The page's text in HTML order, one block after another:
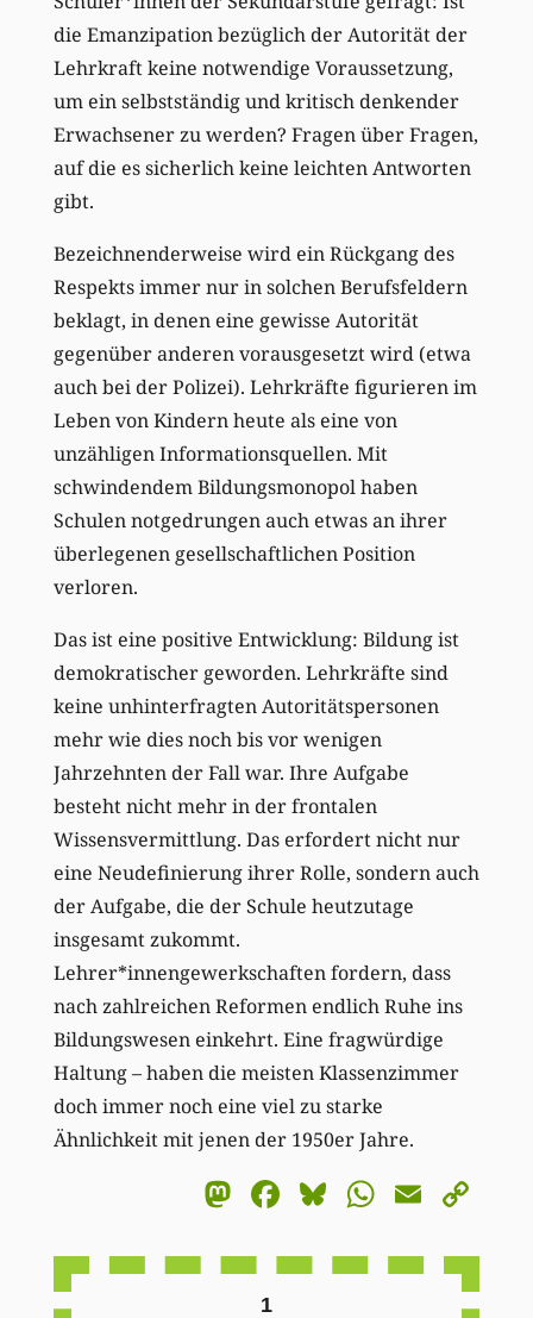
die Emanzipation bezüglich der Autorität der
Lehrkraft keine notwendige Voraussetzung,
um ein selbstständig und kritisch denkender
Erwachsener zu werden? Fragen über Fragen,
auf die es sicherlich keine leichten Antworten
gibt.
Bezeichnenderweise wird ein Rückgang des
Respekts immer nur in solchen Berufsfeldern
beklagt, in denen eine gewisse Autorität
gegenüber anderen vorausgesetzt wird (etwa
auch bei der Polizei). Lehrkräfte figurieren im
Leben von Kindern heute als eine von
unzähligen Informationsquellen. Mit
schwindendem Bildungsmonopol haben
Schulen notgedrungen auch etwas an ihrer
überlegenen gesellschaftlichen Position
verloren.
Das ist eine positive Entwicklung: Bildung ist
demokratischer geworden. Lehrkräfte sind
keine unhinterfragten Autoritätspersonen
mehr wie dies noch bis vor wenigen
Jahrzehnten der Fall war. Ihre Aufgabe
besteht nicht mehr in der frontalen
Wissensvermittlung. Das erfordert nicht nur
eine Neudefinierung ihrer Rolle, sondern auch
der Aufgabe, die der Schule heutzutage
insgesamt zukommt.
Lehrer*innengewerkschaften fordern, dass
nach zahlreichen Reformen endlich Ruhe ins
Bildungswesen einkehrt. Eine fragwürdige
Haltung – haben die meisten Klassenzimmer
doch immer noch eine viel zu starke
Ähnlichkeit mit jenen der 1950er Jahre.
Mastodon
Facebook
BlueskyEmail
1